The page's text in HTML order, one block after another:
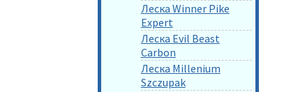
Леска Winner Pike
Expert
Леска Evil Beast
Carbon
Леска Millenium
Szczupak